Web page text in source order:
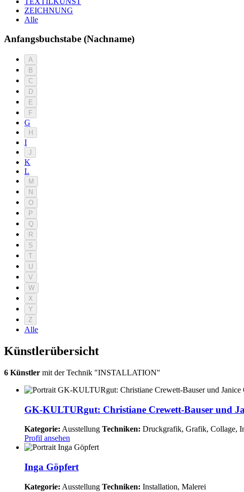
ZEICHNUNG
Alle
Anfangsbuchstabe (Nachname)
A
B
C
D
E
F
G
H
I
J
K
L
M
N
O
P
Q
R
S
T
U
V
W
X
Y
Z
Alle
Künstlerübersicht
6 Künstler mit der Technik "INSTALLATION"
GK-KULTURgut: Christiane Crewett-Bauser und
Kategorie: Ausstellung Techniken: Druckgrafik, Grafik, Collage,
Profil ansehen
Inga Göpfert
Kategorie: Ausstellung Techniken: Installation, Malerei